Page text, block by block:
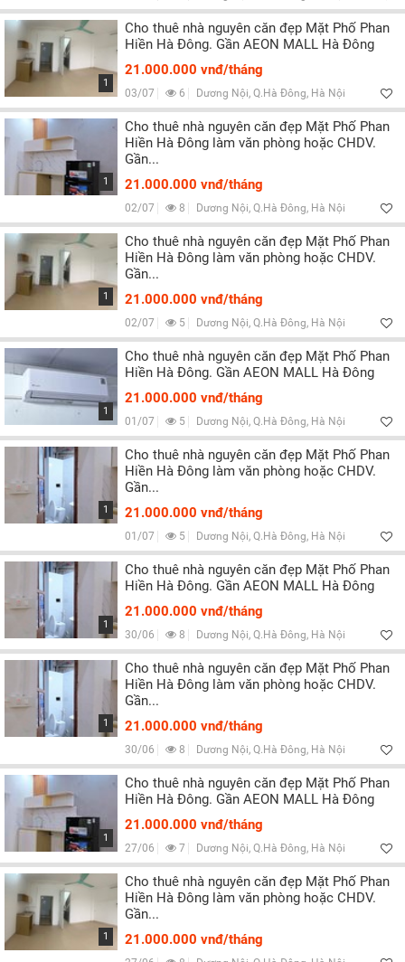
1
Cho thuê nhà nguyên căn đẹp Mặt Phố Phan
Hiền Hà Đông. Gần AEON MALL Hà Đông
21.000.000 vnđ/tháng
03/07 6 Dương Nội, Q.Hà Đông, Hà Nội
1
Cho thuê nhà nguyên căn đẹp Mặt Phố Phan
Hiền Hà Đông làm văn phòng hoặc CHDV.
Gần...
21.000.000 vnđ/tháng
02/07 8 Dương Nội, Q.Hà Đông, Hà Nội
1
Cho thuê nhà nguyên căn đẹp Mặt Phố Phan
Hiền Hà Đông làm văn phòng hoặc CHDV.
Gần...
21.000.000 vnđ/tháng
02/07 5 Dương Nội, Q.Hà Đông, Hà Nội
1
Cho thuê nhà nguyên căn đẹp Mặt Phố Phan
Hiền Hà Đông. Gần AEON MALL Hà Đông
21.000.000 vnđ/tháng
01/07 5 Dương Nội, Q.Hà Đông, Hà Nội
1
Cho thuê nhà nguyên căn đẹp Mặt Phố Phan
Hiền Hà Đông làm văn phòng hoặc CHDV.
Gần...
21.000.000 vnđ/tháng
01/07 5 Dương Nội, Q.Hà Đông, Hà Nội
1
Cho thuê nhà nguyên căn đẹp Mặt Phố Phan
Hiền Hà Đông. Gần AEON MALL Hà Đông
21.000.000 vnđ/tháng
30/06 8 Dương Nội, Q.Hà Đông, Hà Nội
1
Cho thuê nhà nguyên căn đẹp Mặt Phố Phan
Hiền Hà Đông làm văn phòng hoặc CHDV.
Gần...
21.000.000 vnđ/tháng
30/06 8 Dương Nội, Q.Hà Đông, Hà Nội
1
Cho thuê nhà nguyên căn đẹp Mặt Phố Phan
Hiền Hà Đông. Gần AEON MALL Hà Đông
21.000.000 vnđ/tháng
27/06 7 Dương Nội, Q.Hà Đông, Hà Nội
1
Cho thuê nhà nguyên căn đẹp Mặt Phố Phan
Hiền Hà Đông làm văn phòng hoặc CHDV.
Gần...
21.000.000 vnđ/tháng